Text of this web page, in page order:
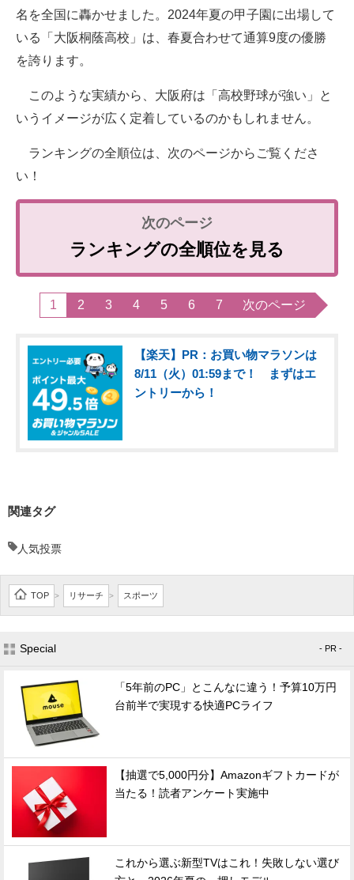
名を全国に轟かせました。2024年夏の甲子園に出場して
いる「大阪桐蔭高校」は、春夏合わせて通算9度の優勝
を誇ります。
このような実績から、大阪府は「高校野球が強い」と
いうイメージが広く定着しているのかもしれません。
ランキングの全順位は、次のページからご覧くださ
い！
ランキングの全順位を見る
1 2 3 4 5 6 7 次のページ
【楽天】PR：お買い物マラソンは
8/11（火）01:59まで！ まずはエ
ントリーから！
関連タグ
人気投票
TOP > リサーチ > スポーツ
Special - PR -
「5年前のPC」とこんなに違う！予算10万円
台前半で実現する快適PCライフ
【抽選で5,000円分】Amazonギフトカードが
当たる！読者アンケート実施中
これから選ぶ新型TVはこれ！失敗しない選び